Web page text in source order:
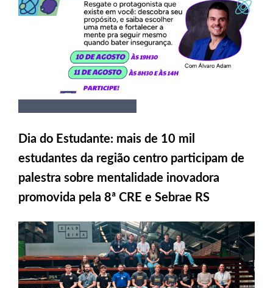
Dia do Estudante: mais de 10 mil
estudantes da região centro participam de
palestra sobre mentalidade inovadora
promovida pela 8ª CRE e Sebrae RS